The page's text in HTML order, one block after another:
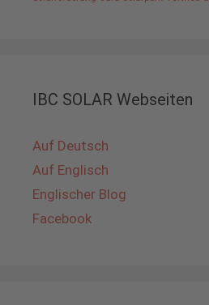
IBC SOLAR Webseiten
Auf Deutsch
Auf Englisch
Englischer Blog
Facebook